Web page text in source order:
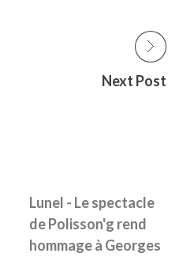
Next Post
Lunel - Le spectacle
de Polisson'g rend
hommage à Georges